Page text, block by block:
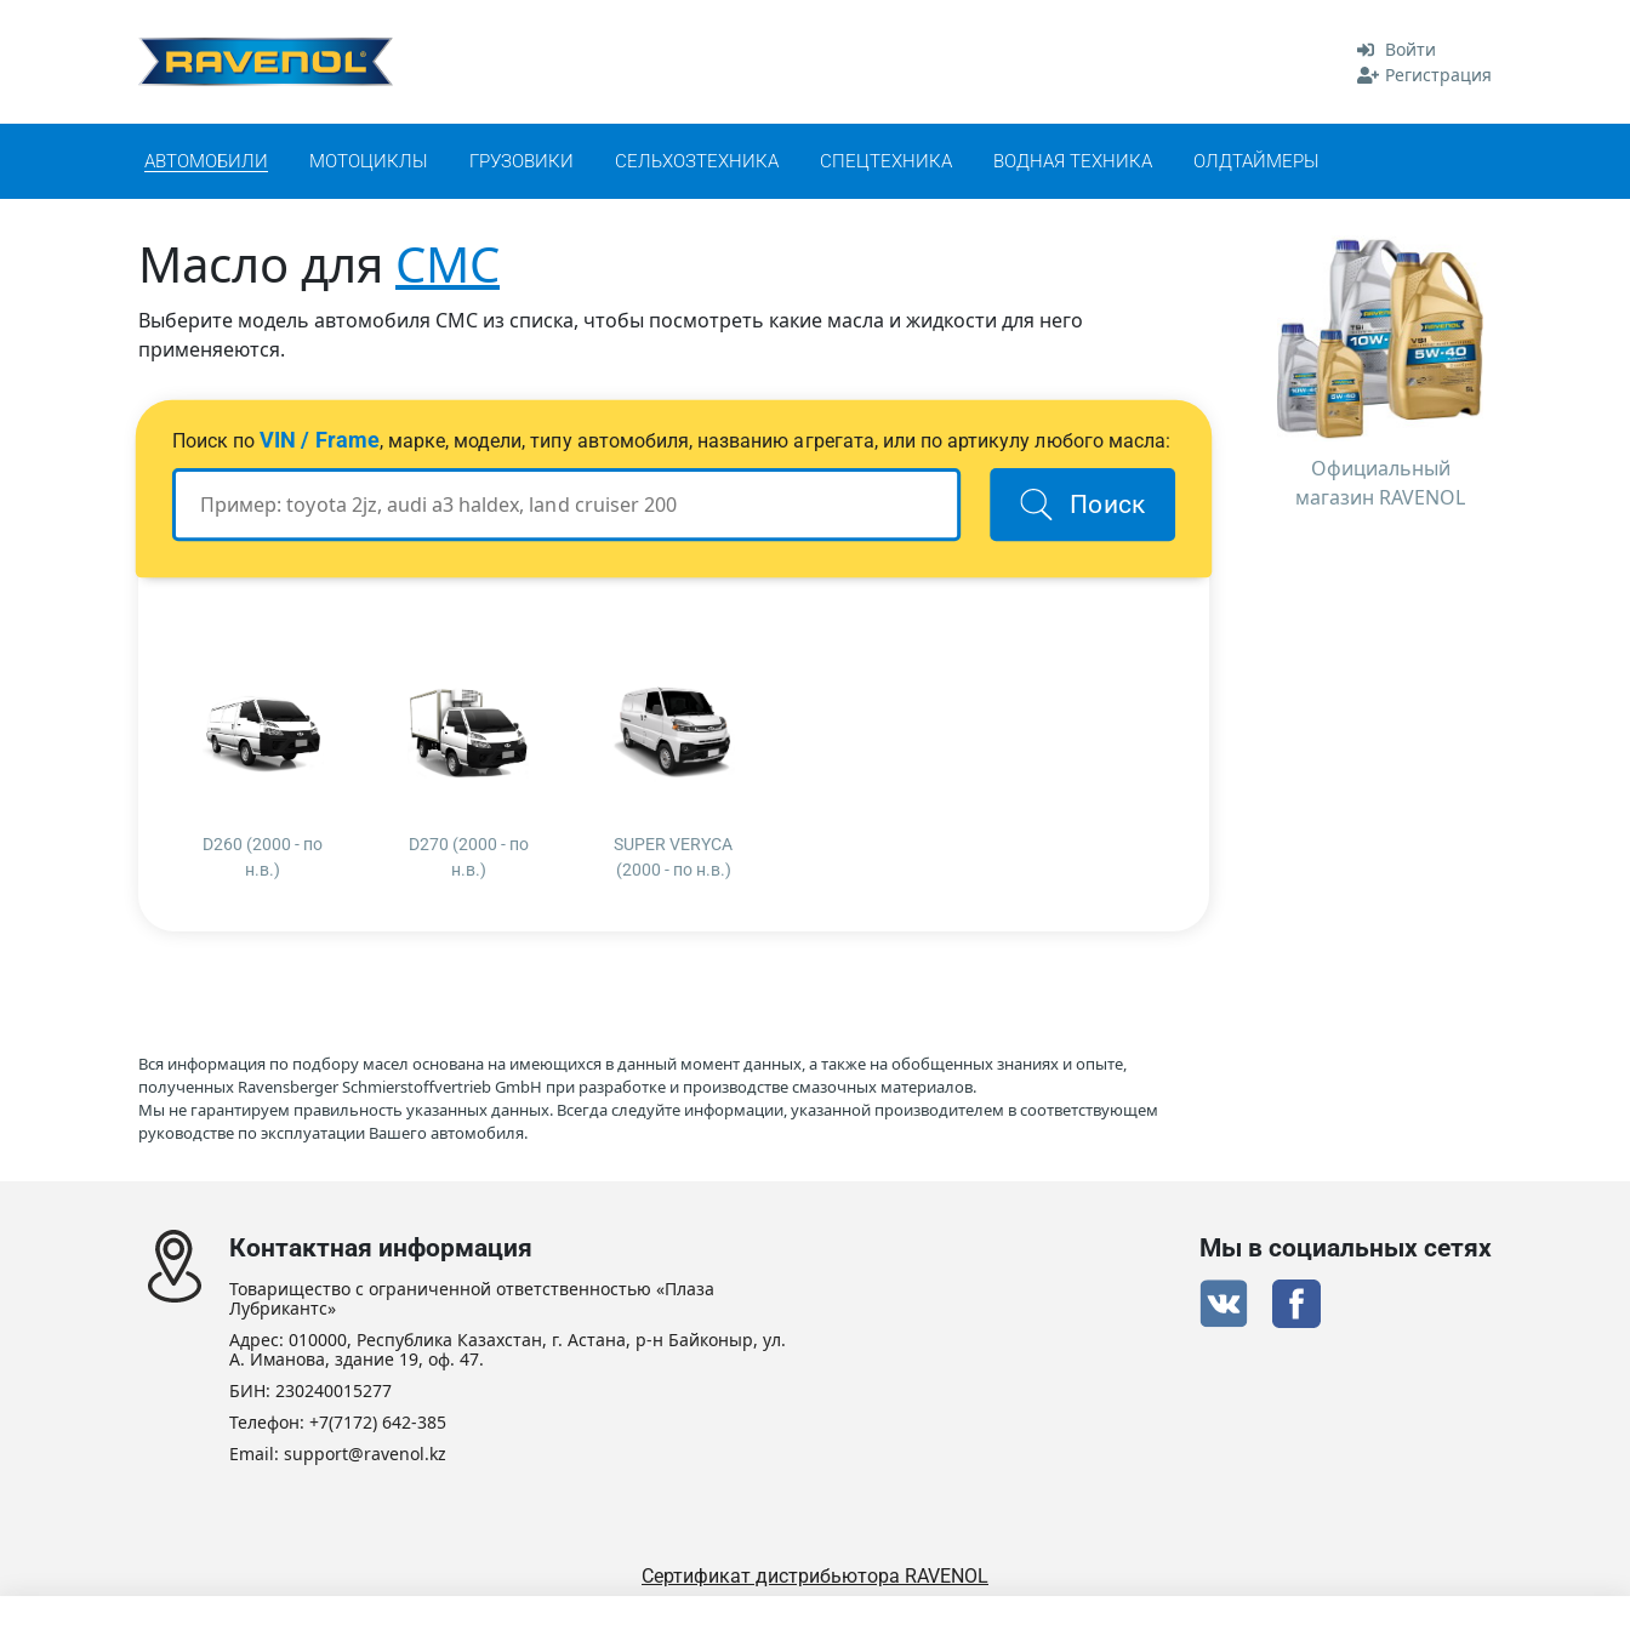
Войти
Регистрация
АВТОМОБИЛИ МОТОЦИКЛЫ ГРУЗОВИКИ СЕЛЬХОЗТЕХНИКА СПЕЦТЕХНИКА ВОДНАЯ ТЕХНИКА ОЛДТАЙМЕРЫ
Масло для CMC
Выберите модель автомобиля CMC из списка, чтобы посмотреть какие масла и жидкости для него
применяеются.
Поиск поVIN / Frame, марке, модели, типу автомобиля, названию агрегата, или по артикулу любого масла:
Поиск
D260 (2000 - по
н.в.)
D270 (2000 - по
н.в.)
SUPER VERYCA
(2000 - по н.в.)
Официальный
магазин RAVENOL
Вся информация по подбору масел основана на имеющихся в данный момент данных, а также на обобщенных знаниях и опыте,
полученных Ravensberger Schmierstoffvertrieb GmbH при разработке и производстве смазочных материалов.
Мы не гарантируем правильность указанных данных. Всегда следуйте информации, указанной производителем в соответствующем
руководстве по эксплуатации Вашего автомобиля.
Контактная информация
Товарищество с ограниченной ответственностью «Плаза
Лубрикантс»
Адрес: 010000, Республика Казахстан, г. Астана, р-н Байконыр, ул.
А. Иманова, здание 19, оф. 47.
БИН: 230240015277
Телефон: +7(7172) 642-385
Email: support@ravenol.kz
Мы в социальных сетях
Сертификат дистрибьютора RAVENOL